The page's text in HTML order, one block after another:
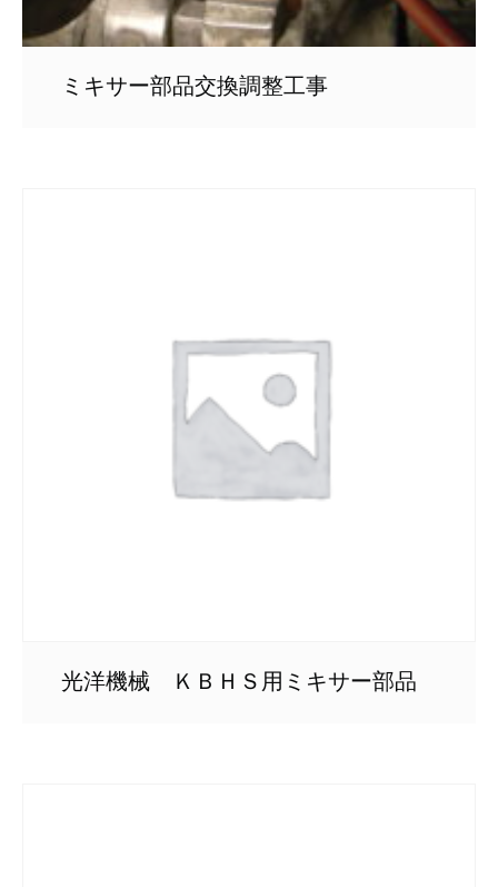
ミキサー部品交換調整工事
光洋機械 ＫＢＨＳ用ミキサー部品